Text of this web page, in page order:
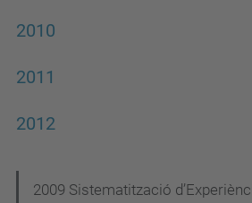
2010
2011
2012
2009 Sistematització